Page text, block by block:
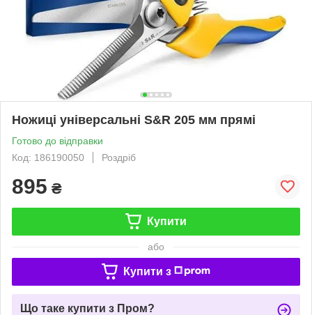
Ножиці універсальні S&R 205 мм прямі
Готово до відправки
Код: 186190050
Роздріб
895 ₴
Купити
або
Купити з
Що таке купити з Пром?